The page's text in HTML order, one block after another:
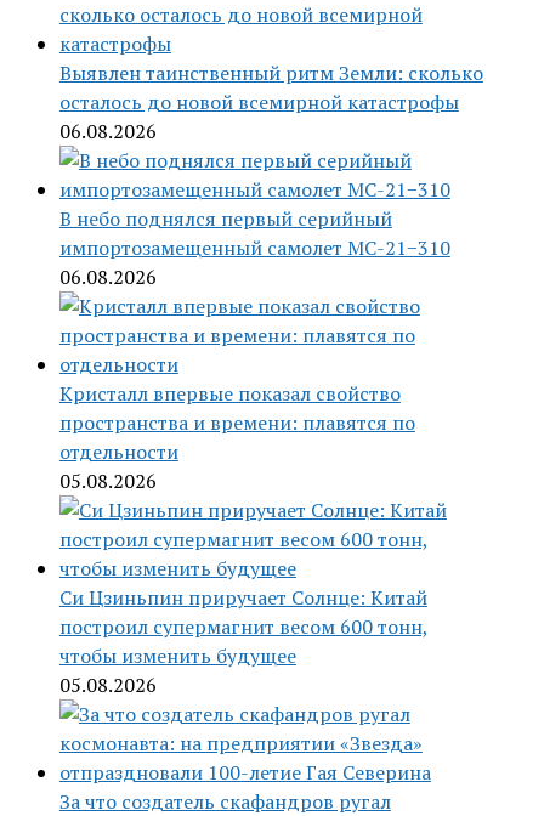
Выявлен таинственный ритм Земли: сколько
осталось до новой всемирной катастрофы
06.08.2026
В небо поднялся первый серийный
импортозамещенный самолет МС-21−310
06.08.2026
Кристалл впервые показал свойство
пространства и времени: плавятся по
отдельности
05.08.2026
Си Цзиньпин приручает Солнце: Китай
построил супермагнит весом 600 тонн,
чтобы изменить будущее
05.08.2026
За что создатель скафандров ругал